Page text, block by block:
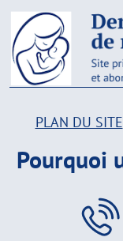
PLAN DU SITE
Pourquoi